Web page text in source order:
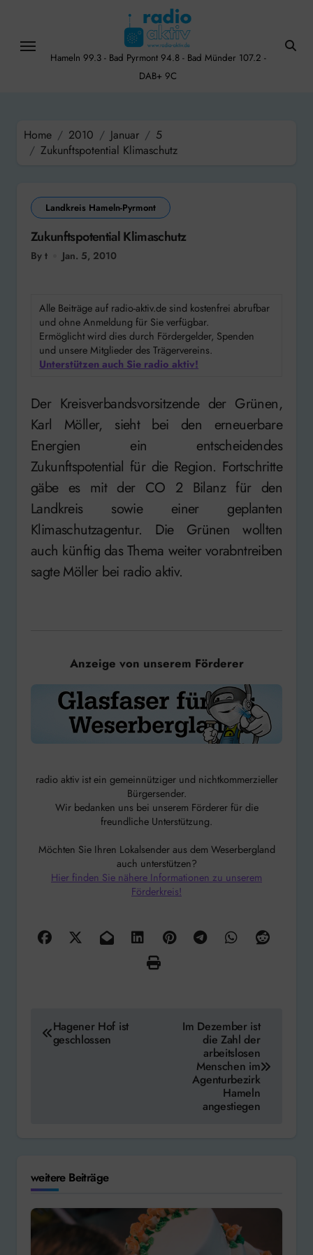
content
Hameln 99.3 - Bad Pyrmont 94.8 - Bad Münder 107.2 -
DAB+ 9C
Home 2010 Januar
5
Zukunftspotential Klimaschutz
Landkreis Hameln-Pyrmont
Zukunftspotential Klimaschutz
By t Jan. 5, 2010
Alle Beiträge auf radio-aktiv.de sind kostenfrei abrufbar
und ohne Anmeldung für Sie verfügbar.
Ermöglicht wird dies durch Fördergelder, Spenden
und unsere Mitglieder des Trägervereins.
Unterstützen auch Sie radio aktiv!
Der Kreisverbandsvorsitzende der Grünen,
Karl Möller, sieht bei den erneuerbare
Energien ein entscheidendes
Zukunftspotential für die Region. Fortschritte
gäbe es mit der CO 2 Bilanz für den
Landkreis sowie einer geplanten
Klimaschutzagentur. Die Grünen wollten
auch künftig das Thema weiter vorabntreiben
sagte Möller bei radio aktiv.
Anzeige von unserem Förderer
radio aktiv ist ein gemeinnütziger und nichtkommerzieller
Bürgersender.
Wir bedanken uns bei unserem Förderer für die
freundliche Unterstützung.
Möchten Sie Ihren Lokalsender aus dem Weserbergland
auch unterstützen?
Hier finden Sie nähere Informationen zu unserem
Förderkreis!
Beitragsnavigation
Hagener Hof ist
geschlossen
Im Dezember ist
die Zahl der
arbeitslosen
Menschen im
Agenturbezirk
Hameln
angestiegen
weitere Beiträge